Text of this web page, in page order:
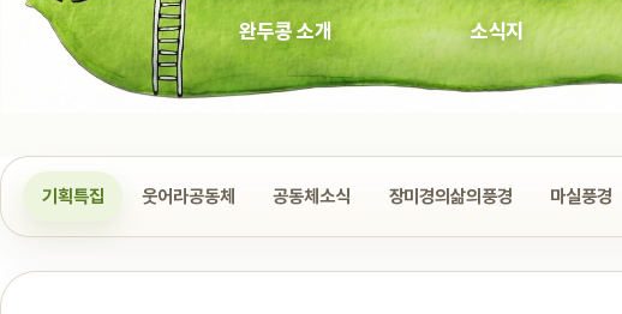
완두콩 소개 소식지
기획특집 웃어라공동체 공동체소식 장미경의삶의풍경 마실풍경